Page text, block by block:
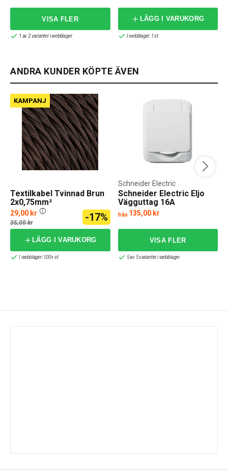
1 av 2 varianter i webblager
LÄGG I VARUKORG
I webblager: 1 st
ANDRA KUNDER KÖPTE ÄVEN
KAMPANJ
Textilkabel Tvinnad Brun
2x0,75mm²
29,00 kr
35,00 kr -17%
LÄGG I VARUKORG
I webblager: 100+ st
Schneider Electric Eljo
Vägguttag 16A
Schneider Electric
från 135,00 kr
5 av 5 varianter i webblager